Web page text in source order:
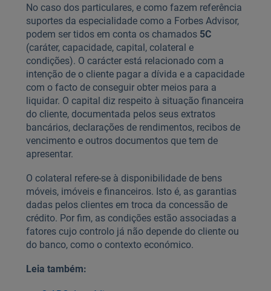
No caso dos particulares, e como fazem referência
suportes da especialidade como a Forbes Advisor,
podem ser tidos em conta os chamados 5C
(caráter, capacidade, capital, colateral e
condições). O carácter está relacionado com a
intenção de o cliente pagar a dívida e a capacidade
com o facto de conseguir obter meios para a
liquidar. O capital diz respeito à situação financeira
do cliente, documentada pelos seus extratos
bancários, declarações de rendimentos, recibos de
vencimento e outros documentos que tem de
apresentar.
O colateral refere-se à disponibilidade de bens
móveis, imóveis e financeiros. Isto é, as garantias
dadas pelos clientes em troca da concessão de
crédito. Por fim, as condições estão associadas a
fatores cujo controlo já não depende do cliente ou
do banco, como o contexto económico.
Leia também: